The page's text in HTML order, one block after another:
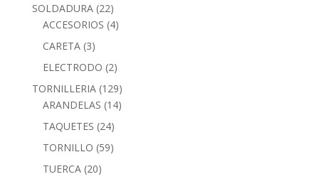
SOLDADURA (22)
ACCESORIOS (4)
CARETA (3)
ELECTRODO (2)
TORNILLERIA (129)
ARANDELAS (14)
TAQUETES (24)
TORNILLO (59)
TUERCA (20)